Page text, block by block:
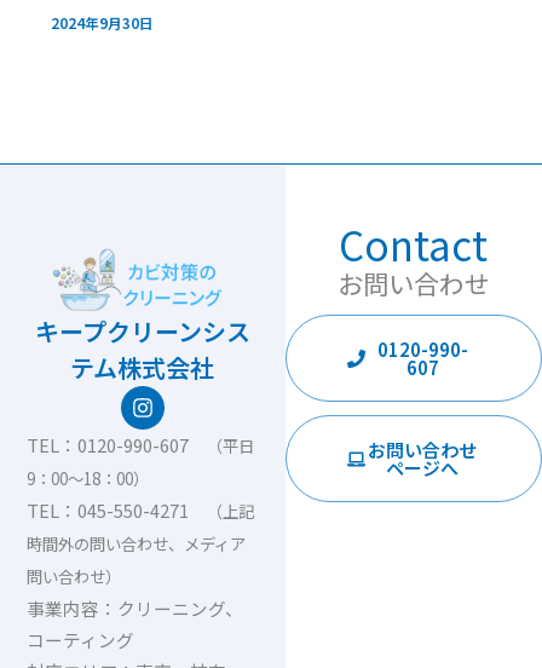
2024年9月30日
キープクリーンシス
テム株式会社
I
n
s
t
g
r
a
TEL：0120-990-607
（平日
9：00〜18：00）
TEL：045-550-4271
（上記
時間外の問い合わせ、メディア
問い合わせ）
事業内容：クリーニング、
コーティング
Contact
お問い合わせ
0120-990-
607
お問い合わせ
ページへ